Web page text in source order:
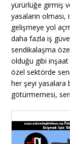
yürürlüğe girmiş
yasaların
gelişmeye yol
daha fazla iş
sendikalaşma
olduğu gibi
özel sektörde
her şeyi yasalara
götürmemesi,